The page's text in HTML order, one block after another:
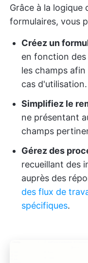
Grâce à la logique
formulaires, vous
Créez un
en fonction
les champs
cas d'utilisation.
Simplifiez le
ne présentant
champs
Gérez des
recueillant des
auprès des
des flux de
spécifiques.